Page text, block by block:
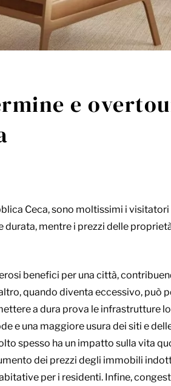
e
Ceca, sono moltissimi i
mentre i prezzi delle
benefici per una città,
quando diventa eccessivo, può
a dura prova le infrastrutture
e una maggiore usura dei siti e
spesso ha un impatto sulla vita
dei prezzi degli immobili
per i residenti. Infine,